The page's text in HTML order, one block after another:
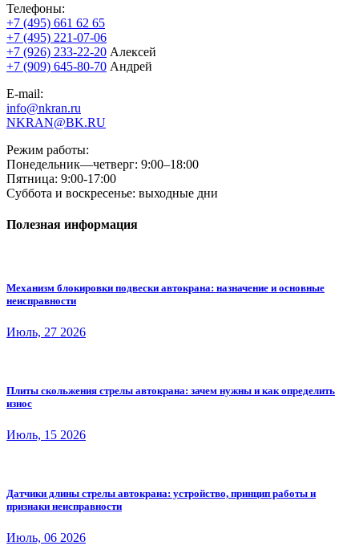
Телефоны:
+7 (495) 661 62 65
+7 (495) 221-07-06
+7 (926) 233-22-20 Алексей
+7 (909) 645-80-70 Андрей
E-mail:
info@nkran.ru
NKRAN@BK.RU
Режим работы:
Понедельник—четверг: 9:00–18:00
Пятница: 9:00-17:00
Суббота и воскресенье: выходные дни
Полезная информация
Механизм блокировки подвески автокрана: назначение и основные
неисправности
Июль, 27 2026
Плиты скольжения стрелы автокрана: зачем нужны и как определить
износ
Июль, 15 2026
Датчики длины стрелы автокрана: устройство, принцип работы и
признаки неисправности
Июль, 06 2026